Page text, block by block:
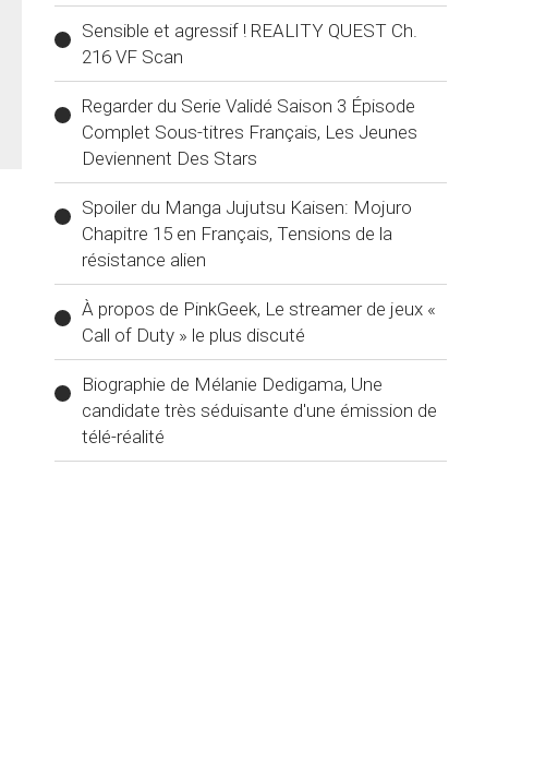
Sensible et agressif ! REALITY QUEST Ch.
216 VF Scan
Regarder du Serie Validé Saison 3 Épisode
Complet Sous-titres Français, Les Jeunes
Deviennent Des Stars
Spoiler du Manga Jujutsu Kaisen: Mojuro
Chapitre 15 en Français, Tensions de la
résistance alien
À propos de PinkGeek, Le streamer de jeux «
Call of Duty » le plus discuté
Biographie de Mélanie Dedigama, Une
candidate très séduisante d'une émission de
télé-réalité